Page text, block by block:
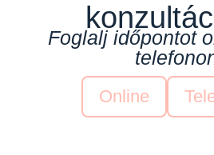
Foglalj időpontot
Online